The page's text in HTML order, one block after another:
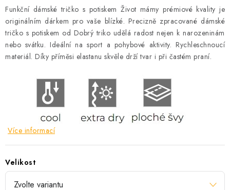
Funkční dámské tričko s potiskem Život mámy prémiové kvality je
originálním dárkem pro vaše blízké. Precizně zpracované dámské
tričko s potiskem od Dobrý triko udělá radost nejen k narozeninám
nebo svátku. Ideální na sport a pohybové aktivity. Rychleschnoucí
materiál. Díky příměsi elastanu skvěle drží tvar i při častém praní.
Více informací
Velikost